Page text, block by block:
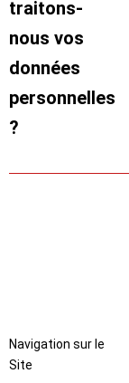
traitons-
nous vos
données
personnelles
?
Navigation sur le
Site